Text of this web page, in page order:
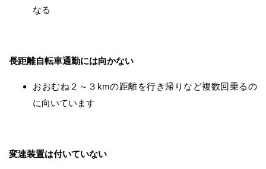
なる
長距離自転車通勤には向かない
おおむね２～３kmの距離を行き帰りなど複数回乗るの
に向いています
変速装置は付いていない